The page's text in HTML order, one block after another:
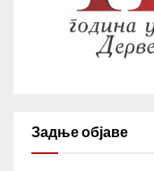
Задње објаве